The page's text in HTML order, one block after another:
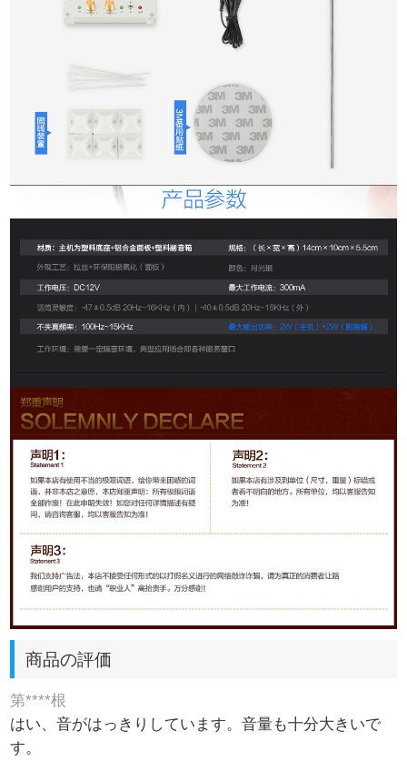
商品の評価
第****根
はい、音がはっきりしています。音量も十分大きいで
す。